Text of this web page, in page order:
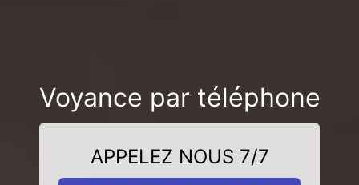
Voyance par téléphone
APPELEZ NOUS 7/7